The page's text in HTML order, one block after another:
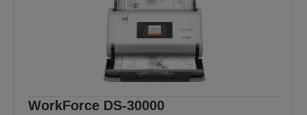
WorkForce DS-30000